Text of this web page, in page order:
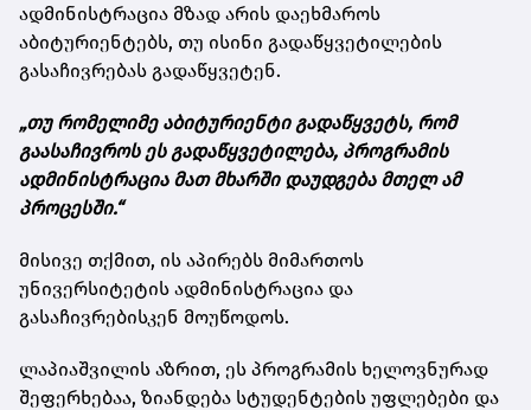
ადმინისტრაცია მზად არის დაეხმაროს
აბიტურიენტებს, თუ ისინი გადაწყვეტილების
გასაჩივრებას გადაწყვეტენ.
„თუ რომელიმე აბიტურიენტი გადაწყვეტს, რომ
გაასაჩივროს ეს გადაწყვეტილება, პროგრამის
ადმინისტრაცია მათ მხარში დაუდგება მთელ ამ
პროცესში.“
მისივე თქმით, ის აპირებს მიმართოს
უნივერსიტეტის ადმინისტრაცია და
გასაჩივრებისკენ მოუწოდოს.
ლაპიაშვილის აზრით, ეს პროგრამის ხელოვნურად
შეფერხებაა, ზიანდება სტუდენტების უფლებები და